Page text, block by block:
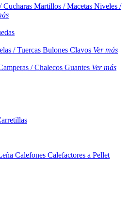
Cucharas Martillos / Macetas Niveles /
/ Tuercas Bulones Clavos Ver más
/ Chalecos Guantes Ver más
Calefones Calefactores a Pellet